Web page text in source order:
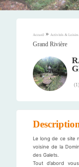
Accueil » Activités & Loisirs
Grand Rivière
(1)
Le long de ce site
voisine de la
des Galets.
Tout d’abord